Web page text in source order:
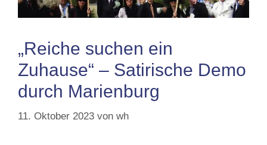
„Reiche suchen ein
Zuhause“ – Satirische Demo
durch Marienburg
11. Oktober 2023 von wh